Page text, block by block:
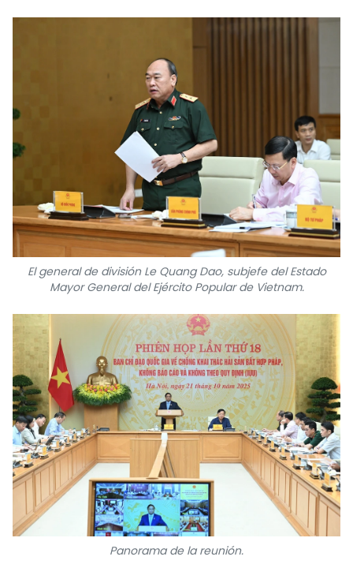
El general de división Le Quang Dao, subjefe del Estado
Mayor General del Ejército Popular de Vietnam.
Panorama de la reunión.